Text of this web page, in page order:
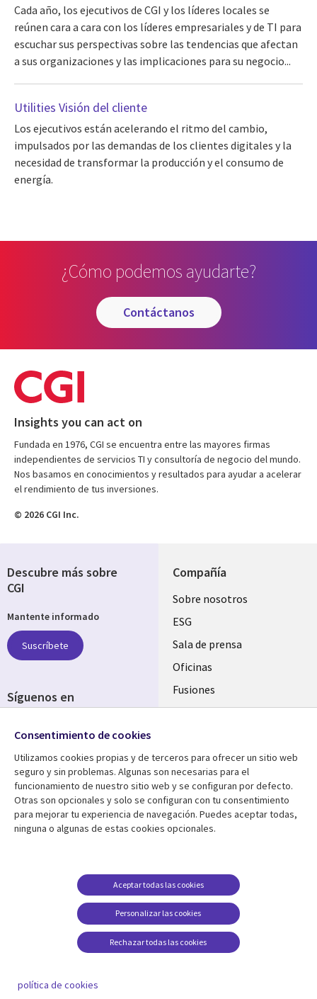
Cada año, los ejecutivos de CGI y los líderes locales se
reúnen cara a cara con los líderes empresariales y de TI para
escuchar sus perspectivas sobre las tendencias que afectan
a sus organizaciones y las implicaciones para su negocio...
Utilities Visión del cliente
Los ejecutivos están acelerando el ritmo del cambio,
impulsados por las demandas de los clientes digitales y la
necesidad de transformar la producción y el consumo de
energía.
¿Cómo podemos ayudarte?
contáctanos
Insights you can act on
Fundada en 1976, CGI se encuentra entre las mayores firmas
independientes de servicios TI y consultoría de negocio del mundo.
Nos basamos en conocimientos y resultados para ayudar a acelerar
el rendimiento de tus inversiones.
© 2026 CGI Inc.
Compañía
Useful
links
SPAIN
Sobre nosotros
ESG
Sala de prensa
Oficinas
Fusiones
Inversores
Centro de Recursos
Library
Links
Artículos
Blogs
Casos de éxito
Puntos de vista
Ayuda
Legal
SPAIN
Aviso Legal
Política de Privacidad
Gestión de cookies
Descubre más sobre
CGI
Mantente informado
Suscríbete
Síguenos en
Media
SPAIN
Consentimiento de cookies
Utilizamos cookies propias y de terceros para ofrecer un sitio web
seguro y sin problemas. Algunas son necesarias para el
funcionamiento de nuestro sitio web y se configuran por defecto.
Otras son opcionales y solo se configuran con tu consentimiento
para mejorar tu experiencia de navegación. Puedes aceptar todas,
ninguna o algunas de estas cookies opcionales.
Personalizar las cookies
Aceptar todas las cookies
Rechazar todas las cookies
política de cookies